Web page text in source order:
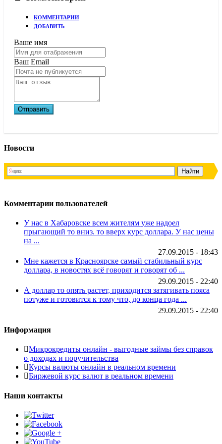
КОММЕНТАРИИ
ДОБАВИТЬ
Ваше имя
Ваш Email
Новости
Комментарии пользователей
У нас в Хабаровске всем жителям уже надоел
прыгающий то вниз. то вверх курс доллара. У нас цены
на ...
27.09.2015 - 18:43
Мне кажется в Красноярске самый стабильный курс
доллара, в новостях всё говорят и говорят об ...
29.09.2015 - 22:40
А доллар то опять растет, приходится затягивать пояса
потуже и готовится к тому что, до конца года ...
29.09.2015 - 22:40
Информация
Микрокредиты онлайн - выгодные займы без справок
о доходах и поручительства
Курсы валюты онлайн в реальном времени
Биржевой курс валют в реальном времени
Наши контакты